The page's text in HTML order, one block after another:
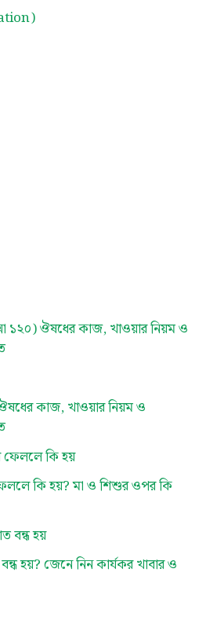
ঔষধের কাজ, খাওয়ার নিয়ম ও
কাজ, খাওয়ার নিয়ম ও
ফেললে কি হয়? মা ও শিশুর ওপর কি
হয়? জেনে নিন কার্যকর খাবার ও